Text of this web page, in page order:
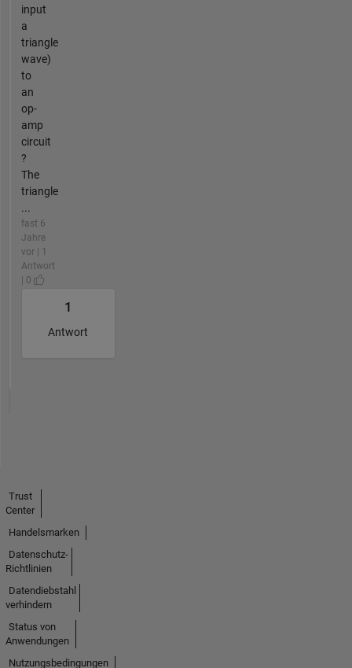
input
a
triangle
wave)
to
an
op-
amp
circuit
?
The
triangle
...
fast 6
Jahre
vor | 1
Antwort
| 0
1
Antwort
Trust
Center
Handelsmarken
Datenschutz-
Richtlinien
Datendiebstahl
verhindern
Status von
Anwendungen
Nutzungsbedingungen